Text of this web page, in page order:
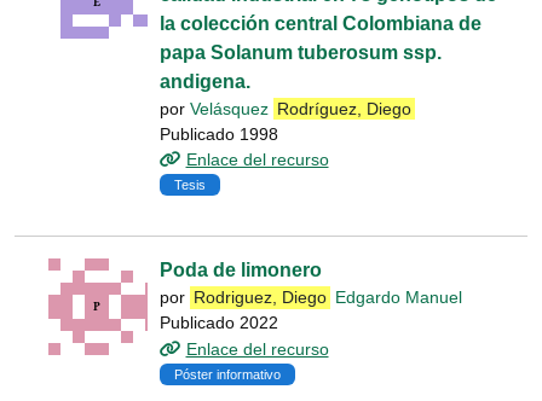
la colección central Colombiana de
papa Solanum tuberosum ssp.
andigena.
por Velásquez Rodríguez, Diego
Publicado 1998
Enlace del recurso
Tesis
Poda de limonero
por Rodriguez, Diego Edgardo Manuel
Publicado 2022
Enlace del recurso
Póster informativo